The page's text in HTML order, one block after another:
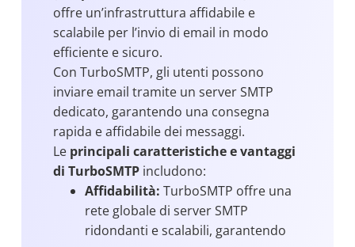
offre un’infrastruttura affidabile e
scalabile per l’invio di email in modo
efficiente e sicuro.
Con TurboSMTP, gli utenti possono
inviare email tramite un server SMTP
dedicato, garantendo una consegna
rapida e affidabile dei messaggi.
Le principali caratteristiche e vantaggi
di TurboSMTPincludono:
Affidabilità: TurboSMTP offre una
rete globale di server SMTP
ridondanti e scalabili, garantendo